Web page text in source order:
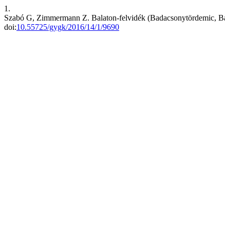
1.
Szabó G, Zimmermann Z. Balaton-felvidék (Badacsonytördemic,
doi:10.55725/gygk/2016/14/1/9690